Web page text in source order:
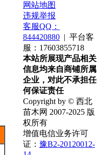
网站地图
违规举报
客服QQ：
844420880 | 平台客
服：17603855718
本站所展现产品相关
信息均来自商铺所属
企业，对此不承担任
何保证责任
Copyright by © 西北
苗木网 2007-2025 版
权所有
增值电信业务许可
证： 豫B2-20120012-